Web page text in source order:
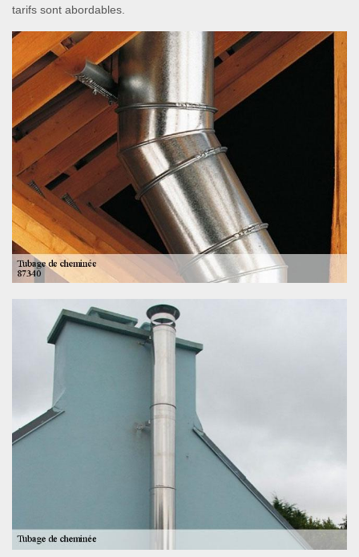
tarifs sont abordables.